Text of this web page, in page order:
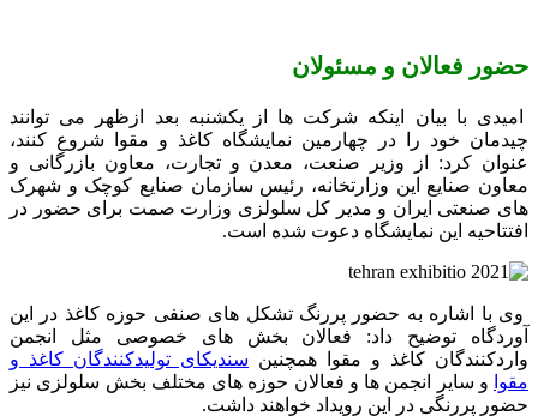
حضور فعالان و مسئولان
امیدی با بیان اینکه شرکت‌ ها از یکشنبه بعد ازظهر می‌ توانند
چیدمان خود را در چهارمین نمایشگاه کاغذ و مقوا شروع کنند،
عنوان کرد: از وزیر صنعت، معدن و تجارت، معاون بازرگانی و
معاون صنایع این وزارتخانه، رئیس سازمان صنایع کوچک و شهرک‌
های صنعتی ایران و مدیر کل سلولزی وزارت صمت برای حضور در
افتتاحیه این نمایشگاه دعوت شده است.
وی با اشاره به حضور پررنگ تشکل‌ های صنفی حوزه کاغذ در این
آوردگاه توضیح داد:‌ فعالان بخش‌ های خصوصی مثل انجمن
واردکنندگان کاغذ و مقوا همچنین سندیکای تولیدکنندگان کاغذ و
مقوا و سایر انجمن‌ ها و فعالان حوزه‌ های مختلف بخش سلولزی نیز
حضور پررنگی در این رویداد خواهند داشت.